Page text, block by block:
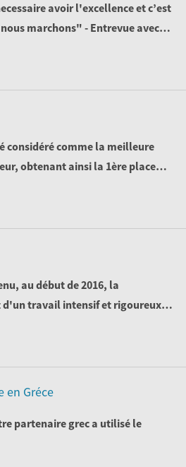
avoir l'excellence et c’est
marchons" - Entrevue avec
considéré comme la meilleure
obtenant ainsi la 1ère place
...
au début de 2016, la
travail intensif et rigoureux.
en Gréce
partenaire grec a utilisé le